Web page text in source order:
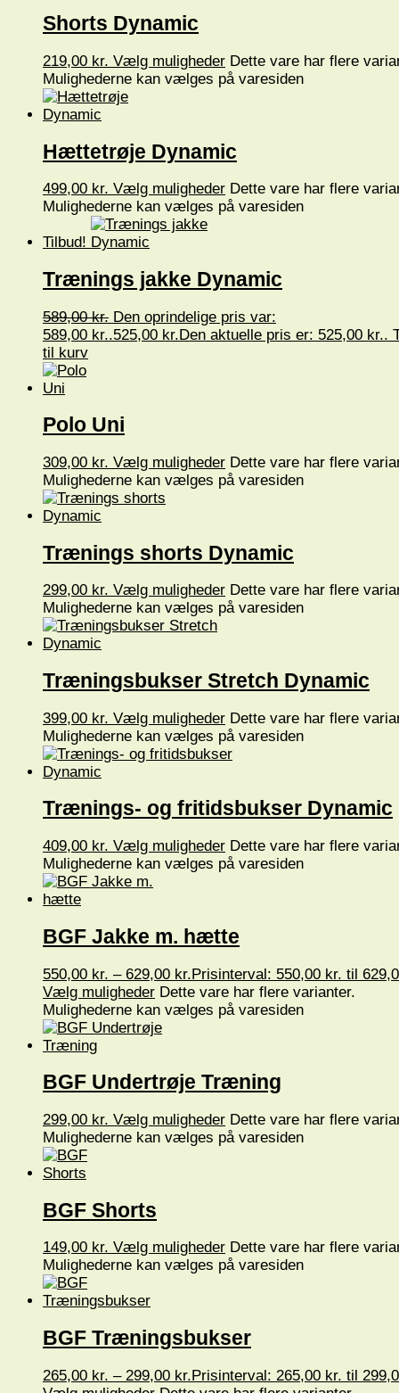
Shorts Dynamic
219,00 kr. Vælg muligheder Dette vare har flere
Mulighederne kan vælges på varesiden
Hættetrøje Dynamic
499,00 kr. Vælg muligheder Dette vare har flere
Mulighederne kan vælges på varesiden
Tilbud!
Trænings jakke Dynamic
589,00kr. Den oprindelige pris var:
589,00 kr..525,00 kr.Den aktuelle pris er: 525,00 kr..
til kurv
Polo Uni
309,00 kr. Vælg muligheder Dette vare har flere
Mulighederne kan vælges på varesiden
Trænings shorts Dynamic
299,00 kr. Vælg muligheder Dette vare har flere
Mulighederne kan vælges på varesiden
Træningsbukser Stretch Dynamic
399,00 kr. Vælg muligheder Dette vare har flere
Mulighederne kan vælges på varesiden
Trænings- og fritidsbukser Dynamic
409,00 kr. Vælg muligheder Dette vare har flere
Mulighederne kan vælges på varesiden
BGF Jakke m. hætte
550,00 kr. – 629,00 kr.Prisinterval: 550,00 kr. til
Vælg muligheder Dette vare har flere varianter.
Mulighederne kan vælges på varesiden
BGF Undertrøje Træning
299,00 kr. Vælg muligheder Dette vare har flere
Mulighederne kan vælges på varesiden
BGF Shorts
149,00 kr. Vælg muligheder Dette vare har flere
Mulighederne kan vælges på varesiden
BGF Træningsbukser
265,00 kr. – 299,00 kr.Prisinterval: 265,00 kr. til